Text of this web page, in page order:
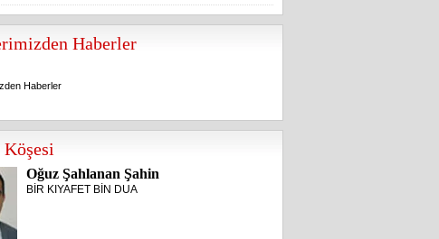
Haberler
Haberler
Köşesi
Oğuz Şahlanan Şahin
BİR KIYAFET BİN DUA